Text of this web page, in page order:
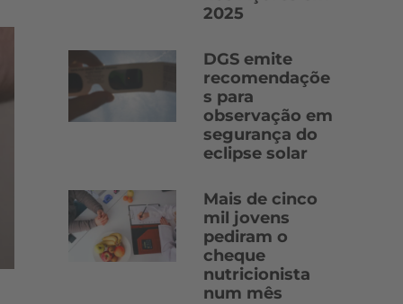
2025
DGS emite
recomendaçõe
s para
observação em
segurança do
eclipse solar
Mais de cinco
mil jovens
pediram o
cheque
nutricionista
num mês